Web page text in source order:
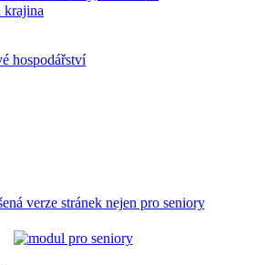
krajina
hospodářství
verze stránek nejen pro seniory